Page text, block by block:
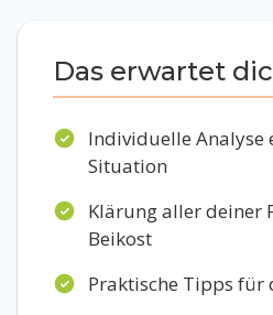
Das erwartet
Individuelle Analyse
Situation
Klärung aller deiner
Beikost
Praktische Tipps für